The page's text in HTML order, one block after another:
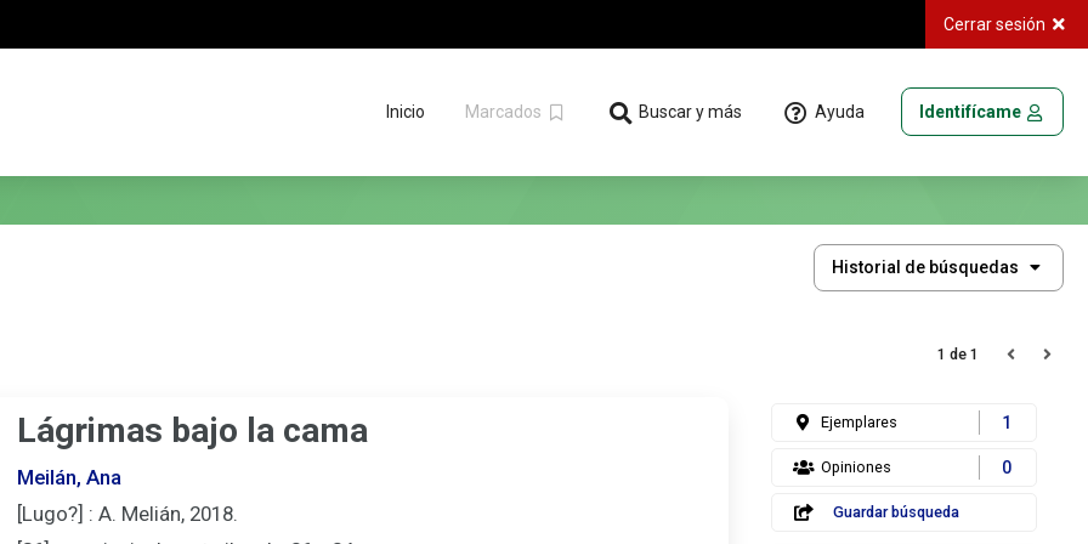
Cerrar sesión
Inicio Marcados Buscar y más Ayuda Identifícame
Historial
de
Historial de búsquedas
1 de 1
Lágrimas bajo la cama
Meilán, Ana
[Lugo?] : A. Melián, 2018.
Ejemplares 1
Opiniones 0
Guardar búsqueda